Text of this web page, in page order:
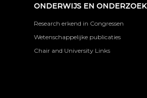
ONDERWIJS EN ONDERZOEK
Research erkend in Congressen
Wetenschappelijke publicaties
Chair and University Links